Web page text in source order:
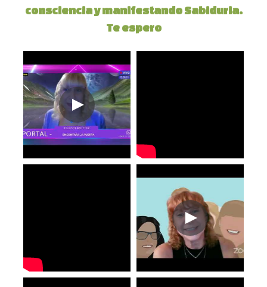
consciencia y manifestando Sabiduria.
Te espero